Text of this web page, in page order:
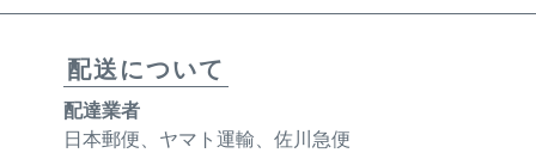
配送について
配達業者
日本郵便、ヤマト運輸、佐川急便